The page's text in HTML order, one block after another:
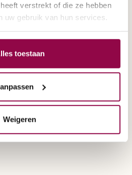
verstrekt of die ze hebben
uw gebruik van hun services.
toestaan
Weigeren